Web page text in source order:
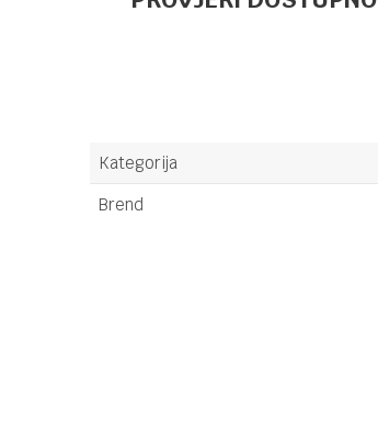
Kategorija
Brend